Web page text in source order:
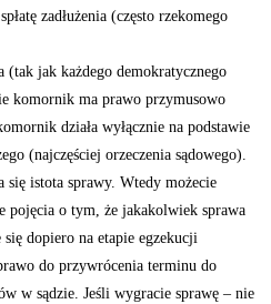
zadłużenia (często rzekomego
(tak jak każdego demokratycznego
komornik ma prawo przymusowo
działa wyłącznie na podstawie
(najczęściej orzeczenia sądowego).
się istota sprawy. Wtedy możecie
pojęcia o tym, że jakakolwiek sprawa
dopiero na etapie egzekucji
do przywrócenia terminu do
w sądzie. Jeśli wygracie sprawę – nie